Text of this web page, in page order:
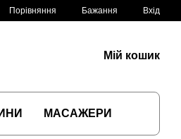
Порівняння Бажання Вхід
Мій кошик
МАСАЖЕРИ